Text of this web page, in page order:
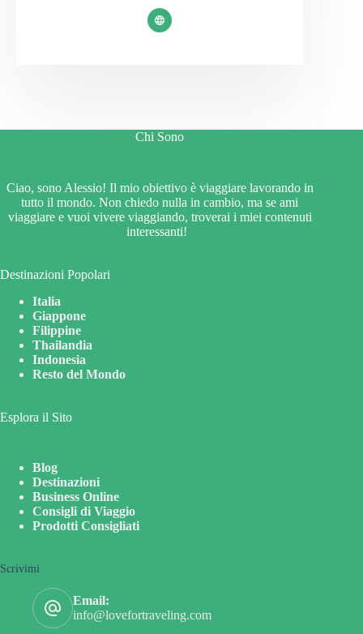
Chi Sono
Ciao, sono Alessio! Il mio obiettivo è viaggiare lavorando in
tutto il mondo. Non chiedo nulla in cambio, ma se ami
viaggiare e vuoi vivere viaggiando, troverai i miei contenuti
interessanti!
Destinazioni Popolari
Italia
Giappone
Filippine
Thailandia
Indonesia
Resto del Mondo
Esplora il Sito
Blog
Destinazioni
Business Online
Consigli di Viaggio
Prodotti Consigliati
Scrivimi
Email:
info@lovefortraveling.com